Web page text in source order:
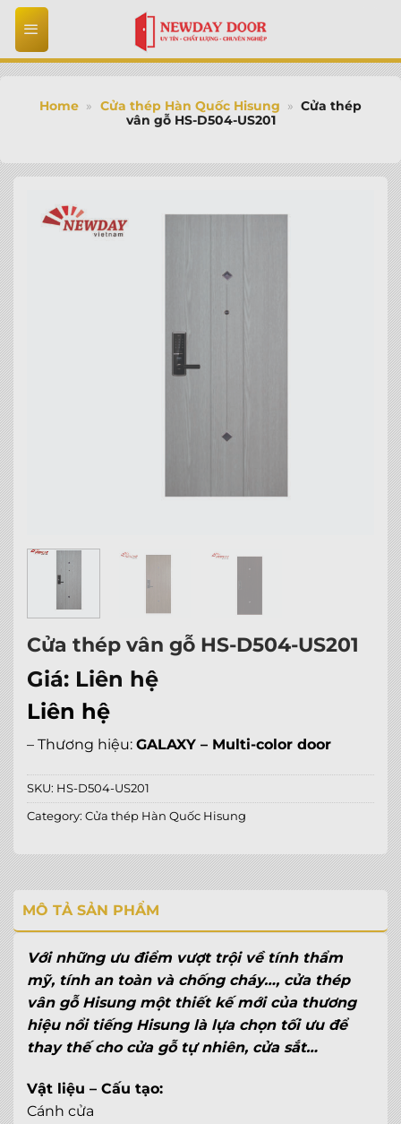
Bỏ
qua
nội
dung
Home » Cửa thép Hàn Quốc Hisung » Cửa thép
vân gỗ HS-D504-US201
Cửa thép vân gỗ HS-D504-US201
Giá: Liên hệ
Liên hệ
– Thương hiệu: GALAXY – Multi-color door
SKU: HS-D504-US201
Category: Cửa thép Hàn Quốc Hisung
MÔ TẢ SẢN PHẨM
Với những ưu điểm vượt trội về tính thẩm
mỹ, tính an toàn và chống cháy…, cửa thép
vân gỗ Hisung một thiết kế mới của thương
hiệu nổi tiếng Hisung là lựa chọn tối ưu để
thay thế cho cửa gỗ tự nhiên, cửa sắt…
Vật liệu – Cấu tạo:
Cánh cửa